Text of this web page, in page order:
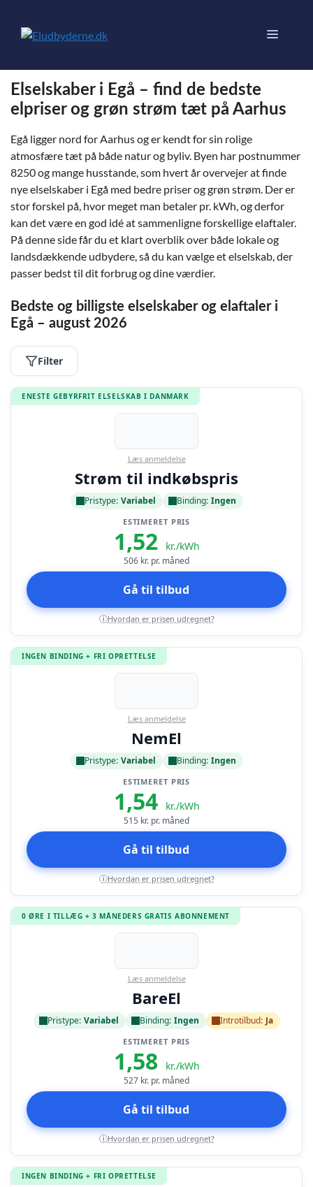
indhold
Menu
Elselskaber i Egå – find de bedste
elpriser og grøn strøm tæt på Aarhus
Egå ligger nord for Aarhus og er kendt for sin rolige
atmosfære tæt på både natur og byliv. Byen har postnummer
8250 og mange husstande, som hvert år overvejer at finde
nye elselskaber i Egå med bedre priser og grøn strøm. Der er
stor forskel på, hvor meget man betaler pr. kWh, og derfor
kan det være en god idé at sammenligne forskellige elaftaler.
På denne side får du et klart overblik over både lokale og
landsdækkende udbydere, så du kan vælge et elselskab, der
passer bedst til dit forbrug og dine værdier.
Bedste og billigste elselskaber og elaftaler i
Egå – august 2026
Filter
ENESTE GEBYRFRIT ELSELSKAB I DANMARK
Læs anmeldelse
Strøm til indkøbspris
Pristype: Variabel Binding: Ingen
ESTIMERET PRIS
1,52 kr./kWh
506 kr. pr. måned
Gå til tilbud
i Hvordan er prisen udregnet?
INGEN BINDING + FRI OPRETTELSE
Læs anmeldelse
NemEl
Pristype: Variabel Binding: Ingen
ESTIMERET PRIS
1,54 kr./kWh
515 kr. pr. måned
Gå til tilbud
i Hvordan er prisen udregnet?
0 ØRE I TILLÆG + 3 MÅNEDERS GRATIS ABONNEMENT
Læs anmeldelse
BareEl
Pristype: Variabel Binding: Ingen Introtilbud: Ja
ESTIMERET PRIS
1,58 kr./kWh
527 kr. pr. måned
Gå til tilbud
i Hvordan er prisen udregnet?
INGEN BINDING + FRI OPRETTELSE